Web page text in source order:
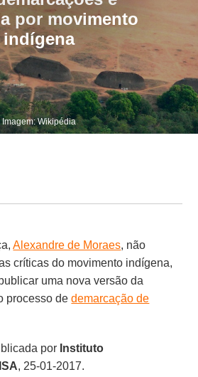
por movimento
indígena
Imagem: Wikipédia
Alexandre de Moraes, não
críticas do movimento indígena,
uma nova versão da
processo dedemarcação de
por Instituto
, 25-01-2017.